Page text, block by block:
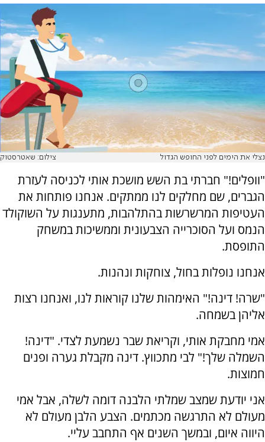
נצלי את הימים לפני החופש הגדול צילום: שאטרסטוק
"וופלים!" חברתי בת השש מושכת אותי לכניסה לעזרת
הגברים, שם מחלקים לנו ממתקים. אנחנו פותחות את
העטיפות המרשרשות בהתלהבות, מתענגות על השוקולד
הנמס ועל הסוכרייה הצבעונית וממשיכות במשחק
התופסת.
אנחנו נופלות בחול, צוחקות ונהנות.
"שרה! דינה!" האימהות שלנו קוראות לנו, ואנחנו רצות
אליהן בשמחה.
אמי מחבקת אותי, וקריאת שבר נשמעת לצדי. "דינה!
השמלה שלך!" לבי מתכווץ. דינה מקבלת גערה ופנים
חמוצות.
אני יודעת שמצב שמלתי הלבנה דומה לשלה, אבל אמי
מעולם לא התרגשה מכתמים. הצבע הלבן מעולם לא
היווה איום, ובמשך השנים אף התחבב עליי.